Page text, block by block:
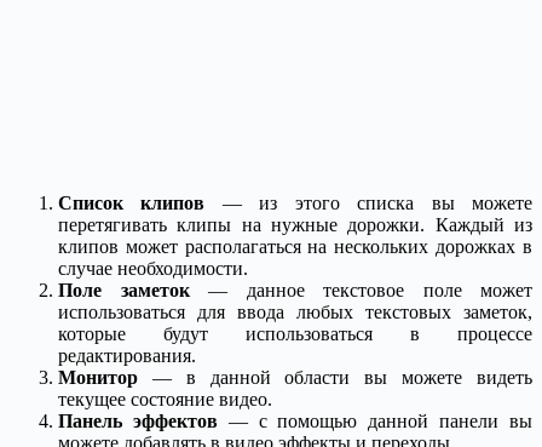
Список клипов — из этого списка вы можете
перетягивать клипы на нужные дорожки. Каждый из
клипов может располагаться на нескольких дорожках в
случае необходимости.
Поле заметок— данное текстовое поле может
использоваться для ввода любых текстовых заметок,
которые будут использоваться в процессе
редактирования.
Монитор — в данной области вы можете видеть
текущее состояние видео.
Панель эффектов— с помощью данной панели вы